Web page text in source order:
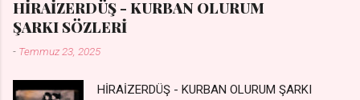
dile şevên min Teng e nefes im Adını sayıklar Uykusuz
geceler Sensiz her sabahım Sessiz ve kederli
HİRAİZERDÜŞ - KURBAN OLURUM
ŞARKI SÖZLERİ
- Temmuz 23, 2025
HİRAİZERDÜŞ - KURBAN OLURUM ŞARKI